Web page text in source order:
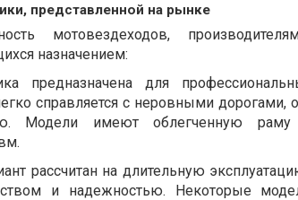
представленной на рынке
мотовездеходов,
назначением:
предназначена для
справляется с неровными
Модели имеют облегченную раму
рассчитан на длительную
и надежностью. Некоторые